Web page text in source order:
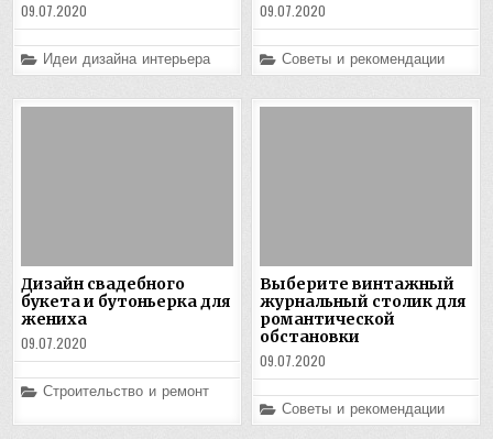
09.07.2020
Posted
in
Идеи дизайна интерьера
09.07.2020
Posted
in
Советы и рекомендации
Дизайн свадебного
букета и бутоньерка для
жениха
09.07.2020
Posted
Строительство и ремонт
Выберите винтажный
журнальный столик для
романтической
обстановки
09.07.2020
Posted
in
Советы и рекомендации